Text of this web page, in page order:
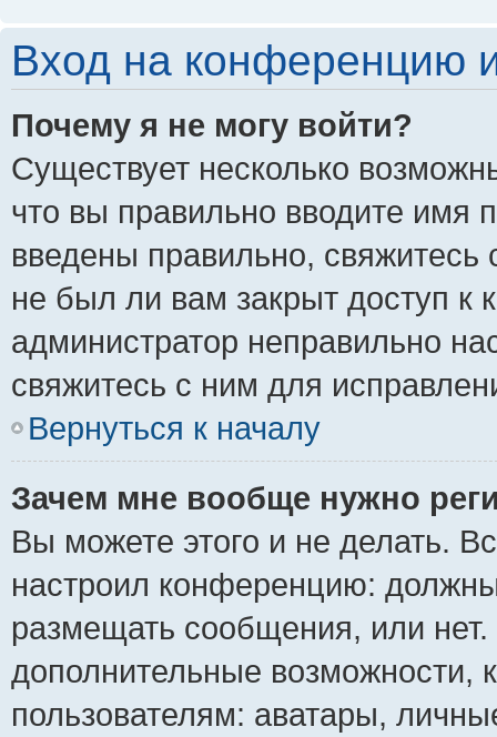
Вход на конференцию
Почему я не могу войти?
Существует несколько
что вы правильно вводите имя
введены правильно,
не был ли вам закрыт доступ к
администратор неправильно
свяжитесь с ним для
Вернуться к началу
Зачем мне вообще нужно
Вы можете этого и не делать.
настроил конференцию:
размещать сообщения, или
дополнительные
пользователям: аватары,